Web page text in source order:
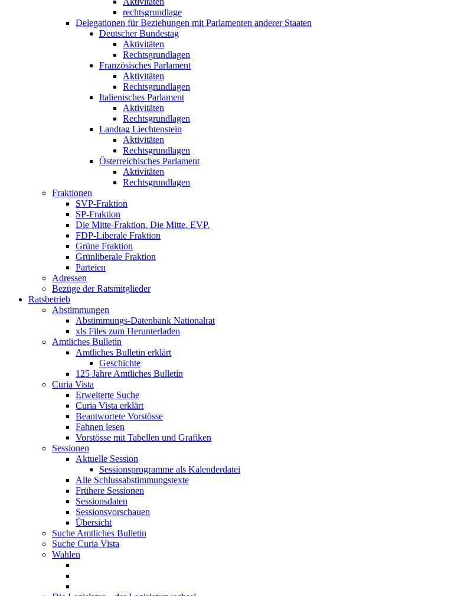
rechtsgrundlage
Delegationen für Beziehungen mit Parlamenten anderer Staaten
Deutscher Bundestag
Aktivitäten
Rechtsgrundlagen
Französisches Parlament
Aktivitäten
Rechtsgrundlagen
Italienisches Parlament
Aktivitäten
Rechtsgrundlagen
Landtag Liechtenstein
Aktivitäten
Rechtsgrundlagen
Österreichisches Parlament
Aktivitäten
Rechtsgrundlagen
Fraktionen
SVP-Fraktion
SP-Fraktion
Die Mitte-Fraktion. Die Mitte. EVP.
FDP-Liberale Fraktion
Grüne Fraktion
Grünliberale Fraktion
Parteien
Adressen
Bezüge der Ratsmitglieder
Ratsbetrieb
Abstimmungen
Abstimmungs-Datenbank Nationalrat
xls Files zum Herunterladen
Amtliches Bulletin
Amtliches Bulletin erklärt
Geschichte
125 Jahre Amtliches Bulletin
Curia Vista
Erweiterte Suche
Curia Vista erklärt
Beantwortete Vorstösse
Fahnen lesen
Vorstösse mit Tabellen und Grafiken
Sessionen
Aktuelle Session
Sessionsprogramme als Kalenderdatei
Alle Schlussabstimmungstexte
Frühere Sessionen
Sessionsdaten
Sessionsvorschauen
Übersicht
Suche Amtliches Bulletin
Suche Curia Vista
Wahlen